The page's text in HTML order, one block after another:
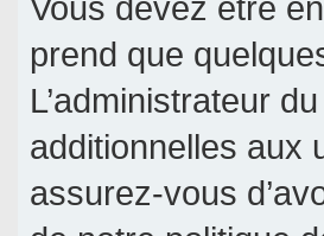
prend que
L’administrateur
additionnelles aux
assurez-vous